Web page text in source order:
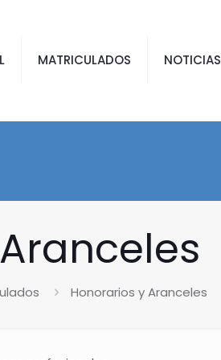
MATRICULADOS NOTICIAS
Aranceles
Honorarios y Aranceles